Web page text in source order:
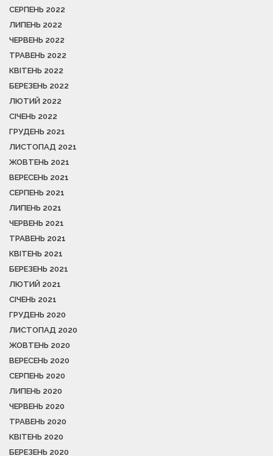
СЕРПЕНЬ 2022
ЛИПЕНЬ 2022
ЧЕРВЕНЬ 2022
ТРАВЕНЬ 2022
КВІТЕНЬ 2022
БЕРЕЗЕНЬ 2022
ЛЮТИЙ 2022
СІЧЕНЬ 2022
ГРУДЕНЬ 2021
ЛИСТОПАД 2021
ЖОВТЕНЬ 2021
ВЕРЕСЕНЬ 2021
СЕРПЕНЬ 2021
ЛИПЕНЬ 2021
ЧЕРВЕНЬ 2021
ТРАВЕНЬ 2021
КВІТЕНЬ 2021
БЕРЕЗЕНЬ 2021
ЛЮТИЙ 2021
СІЧЕНЬ 2021
ГРУДЕНЬ 2020
ЛИСТОПАД 2020
ЖОВТЕНЬ 2020
ВЕРЕСЕНЬ 2020
СЕРПЕНЬ 2020
ЛИПЕНЬ 2020
ЧЕРВЕНЬ 2020
ТРАВЕНЬ 2020
КВІТЕНЬ 2020
БЕРЕЗЕНЬ 2020